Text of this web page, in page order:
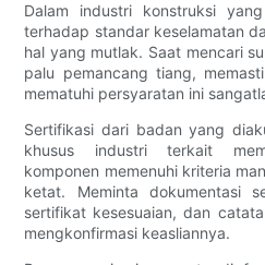
Dalam industri konstruksi
terhadap standar keselamatan
hal yang mutlak. Saat mencari
palu pemancang tiang,
mematuhi persyaratan ini
Sertifikasi dari badan yang
khusus industri terkait
komponen memenuhi kriteria
ketat. Meminta dokumentasi
sertifikat kesesuaian, dan
mengkonfirmasi keasliannya.